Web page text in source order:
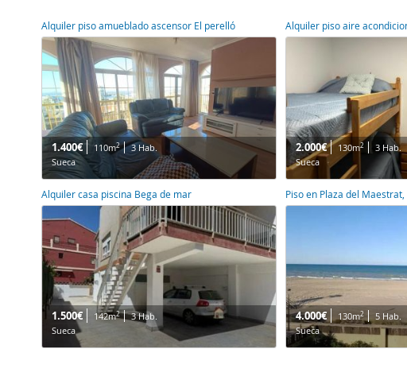
Alquiler piso amueblado ascensor El perelló
1.400€ 110m2
3 Hab.
Sueca
Alquiler piso aire
2.000€ 130m2
3 Hab.
Sueca
Alquiler casa piscina Bega de mar
1.500€ 142m2
3 Hab.
Sueca
Piso en Plaza del Maestrat,
4.000€ 130m2
5 Hab.
Sueca